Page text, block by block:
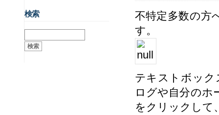
不特定多数の方
す。
テキストボッ
ログや自分のホ
をクリックして
検索